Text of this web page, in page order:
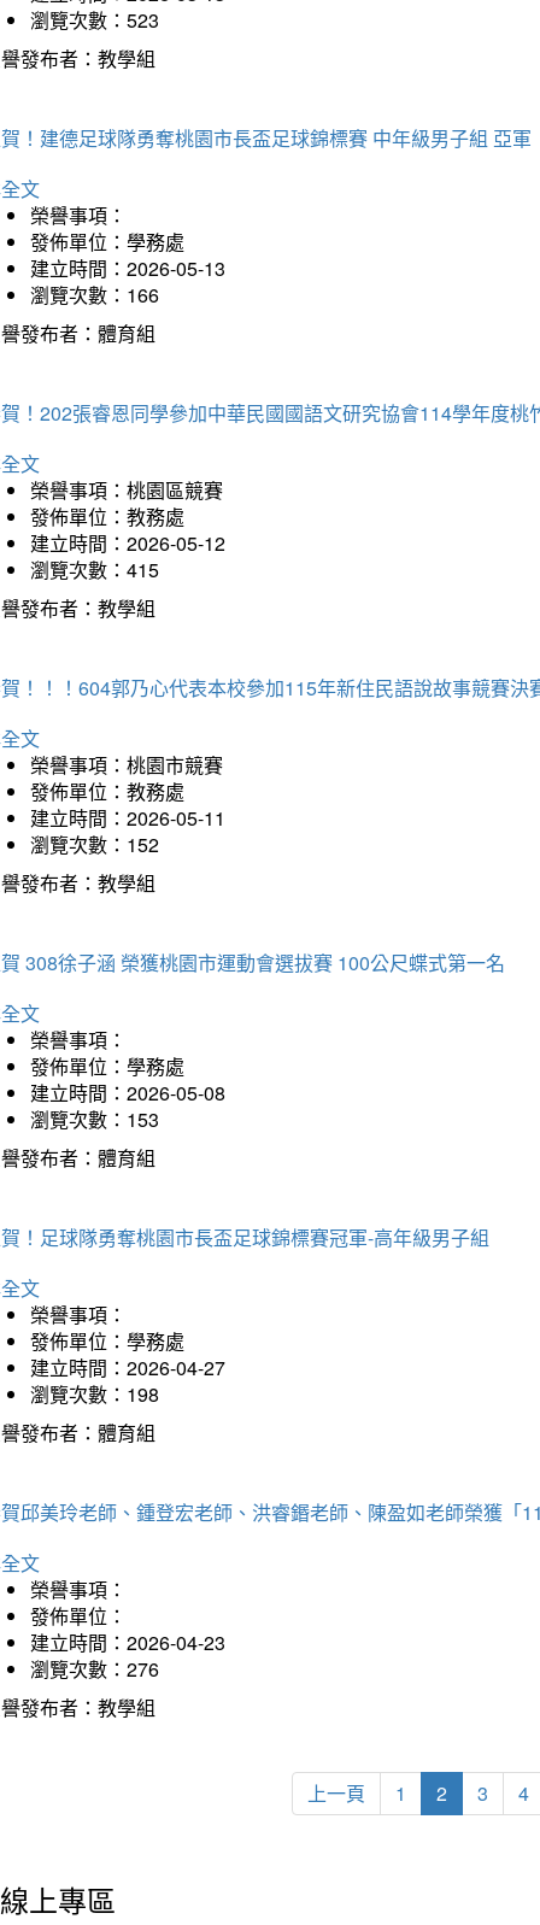
瀏覽次數：523
發布者：教學組
！建德足球隊勇奪桃園市長盃足球錦標賽 中年級男子組 亞軍
文
榮譽事項：
發佈單位：學務處
建立時間：2026-05-13
瀏覽次數：166
發布者：體育組
！202張睿恩同學參加中華民國國語文研究協會114學年度
文
榮譽事項：桃園區競賽
發佈單位：教務處
建立時間：2026-05-12
瀏覽次數：415
發布者：教學組
！！！604郭乃心代表本校參加115年新住民語說故事競賽決
文
榮譽事項：桃園市競賽
發佈單位：教務處
建立時間：2026-05-11
瀏覽次數：152
發布者：教學組
308徐子涵 榮獲桃園市運動會選拔賽 100公尺蝶式第一名
文
榮譽事項：
發佈單位：學務處
建立時間：2026-05-08
瀏覽次數：153
發布者：體育組
！足球隊勇奪桃園市長盃足球錦標賽冠軍-高年級男子組
文
榮譽事項：
發佈單位：學務處
建立時間：2026-04-27
瀏覽次數：198
發布者：體育組
邱美玲老師、鍾登宏老師、洪睿鍲老師、陳盈如老師榮獲「
文
榮譽事項：
發佈單位：
建立時間：2026-04-23
瀏覽次數：276
發布者：教學組
上一頁 1 2 3 4
線上專區